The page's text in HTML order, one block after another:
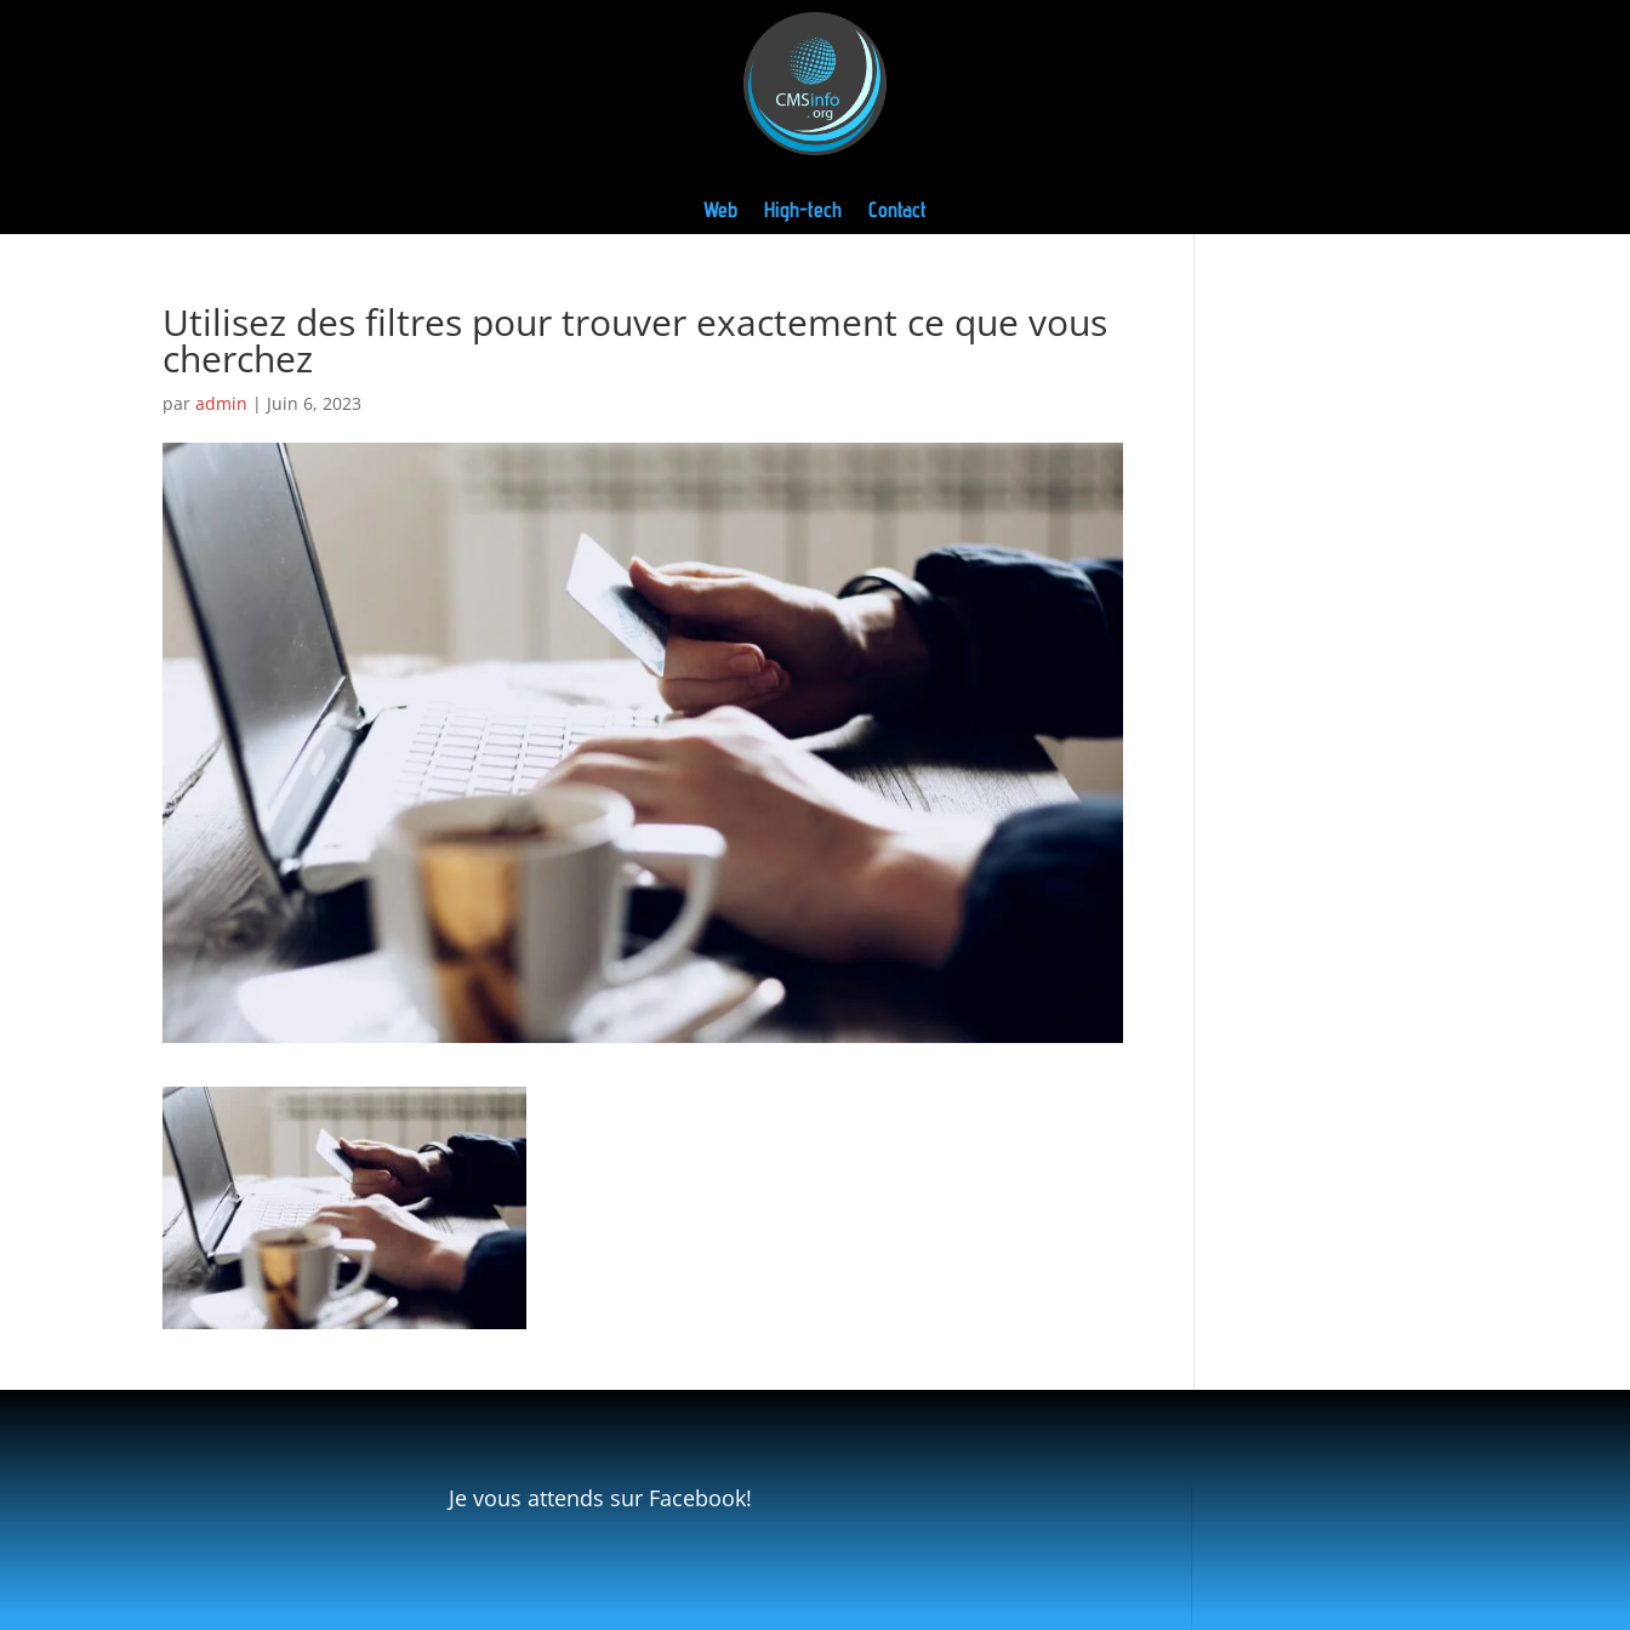
Web High-tech Contact
Utilisez des filtres pour trouver exactement ce que vous
cherchez
paradmin | Juin 6, 2023
Je vous attends sur Facebook!